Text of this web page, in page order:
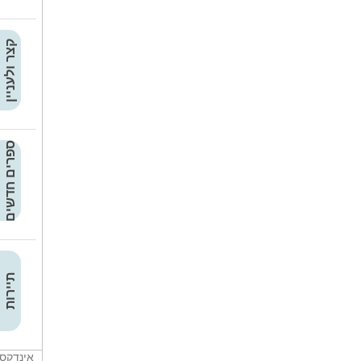
קצר ולעניין
ספרים חדשים
תיירות